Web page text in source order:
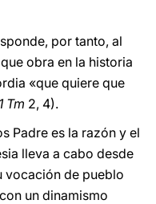
por tanto, al
obra en la historia
«que quiere que
1 Tm 2, 4).
Padre es la razón y el
lleva a cabo desde
vocación de pueblo
un dinamismo